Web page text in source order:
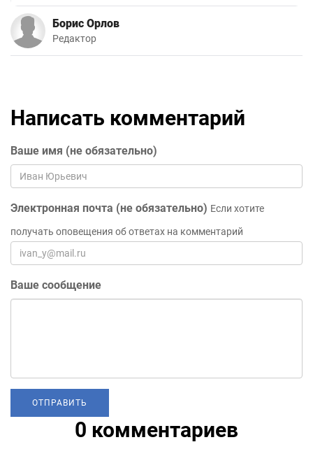
Борис Орлов
Редактор
Написать комментарий
Ваше имя (не обязательно)
Электронная почта (не обязательно) Если хотите
получать оповещения об ответах на комментарий
Ваше сообщение
0 комментариев